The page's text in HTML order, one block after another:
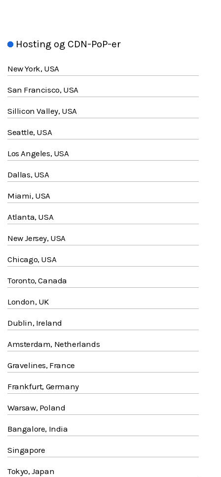
Hosting og CDN-PoP-er
New York, USA
San Francisco, USA
Sillicon Valley, USA
Seattle, USA
Los Angeles, USA
Dallas, USA
Miami, USA
Atlanta, USA
New Jersey, USA
Chicago, USA
Toronto, Canada
London, UK
Dublin, Ireland
Amsterdam, Netherlands
Gravelines, France
Frankfurt, Germany
Warsaw, Poland
Bangalore, India
Singapore
Tokyo, Japan